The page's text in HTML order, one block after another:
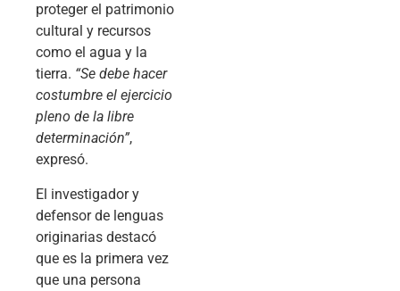
proteger el patrimonio
cultural y recursos
como el agua y la
tierra. “Se debe hacer
costumbre el ejercicio
pleno de la libre
determinación”,
expresó.
El investigador y
defensor de lenguas
originarias destacó
que es la primera vez
que una persona